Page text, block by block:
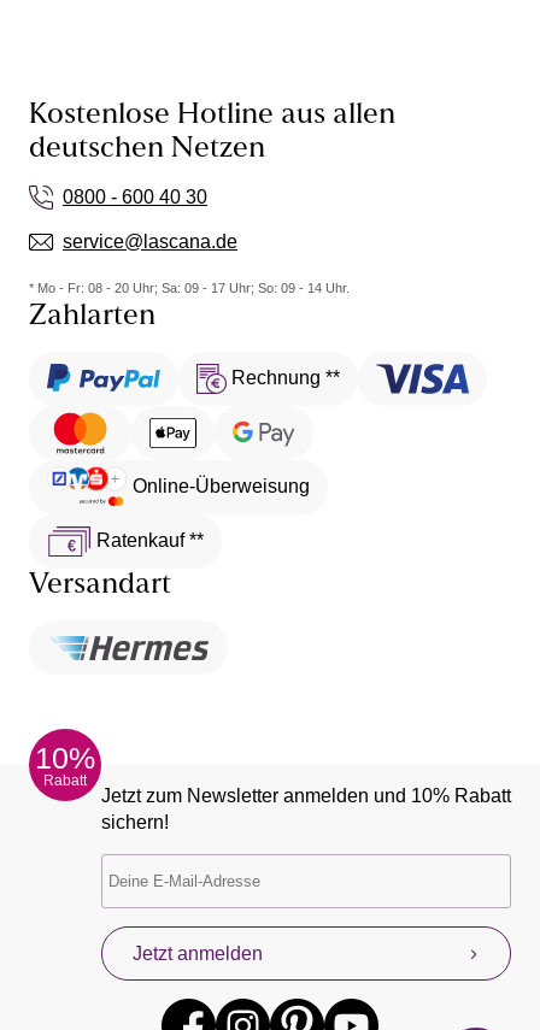
Kostenlose Hotline aus allen
deutschen Netzen
0800 - 600 40 30
service@lascana.de
* Mo - Fr: 08 - 20 Uhr; Sa: 09 - 17 Uhr; So: 09 - 14 Uhr.
Zahlarten
Rechnung **
Online-Überweisung
Ratenkauf **
Versandart
10%
Rabatt
Jetzt zum Newsletter anmelden und 10% Rabatt
sichern!
Jetzt anmelden